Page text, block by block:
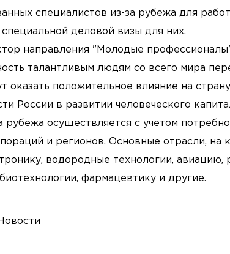
специалистов из-за рубежа для
деловой визы для них.
направления "Молодые
талантливым людям со всего мира
оказать положительное влияние на
России в развитии человеческого
рубежа осуществляется с учетом
и регионов. Основные отрасли, на
водородные технологии,
фармацевтику и другие.